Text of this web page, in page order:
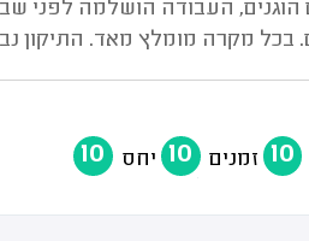
הוגנים, העבודה הושלמה לפני
בכל מקרה מומלץ מאד. התיקון
10 זמנים 10 יחס 10